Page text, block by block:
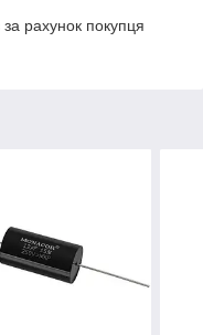
рахунок покупця